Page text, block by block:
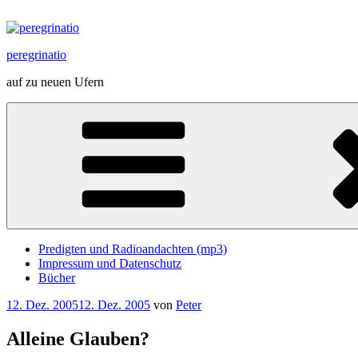
Inhalt
peregrinatio
auf zu neuen Ufern
Predigten und Radioandachten (mp3)
Impressum und Datenschutz
Bücher
Veröffentlicht
12. Dez. 200512. Dez. 2005 von Peter
Alleine Glauben?